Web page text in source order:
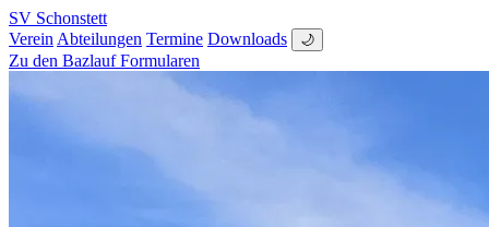
SV Schonstett
Verein Abteilungen Termine Downloads 🌙
Zu den Bazlauf Formularen